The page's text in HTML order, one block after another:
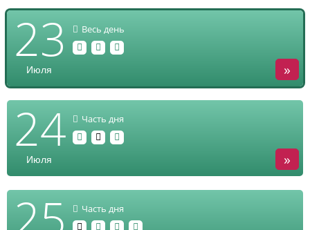
23
Июля
Весь день
»
24
Июля
Часть дня
»
25 Часть дня